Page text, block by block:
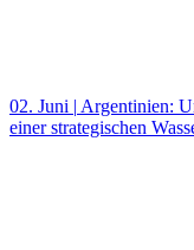
02. Juni | Argentinien:
einer strategischen